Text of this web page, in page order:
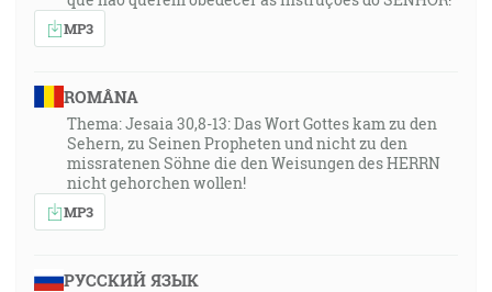
MP3
ROMÂNA
Thema: Jesaia 30,8-13: Das Wort Gottes kam zu den
Sehern, zu Seinen Propheten und nicht zu den
missratenen Söhne die den Weisungen des HERRN
nicht gehorchen wollen!
MP3
РУССКИЙ ЯЗЫК